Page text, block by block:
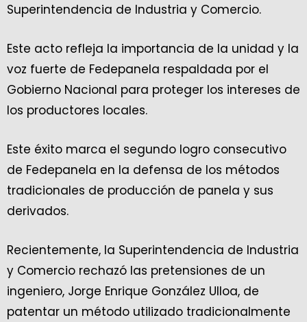
Superintendencia de Industria y Comercio.
Este acto refleja la importancia de la unidad y la
voz fuerte de Fedepanela respaldada por el
Gobierno Nacional para proteger los intereses de
los productores locales.
Este éxito marca el segundo logro consecutivo
de Fedepanela en la defensa de los métodos
tradicionales de producción de panela y sus
derivados.
Recientemente, la Superintendencia de Industria
y Comercio rechazó las pretensiones de un
ingeniero, Jorge Enrique González Ulloa, de
patentar un método utilizado tradicionalmente